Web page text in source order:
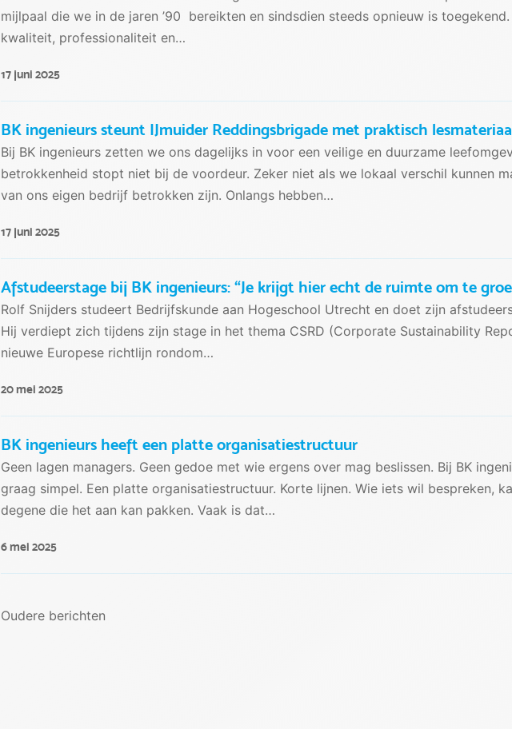
mijlpaal die we in de jaren ’90 bereikten en sindsdien steeds opnieuw is
kwaliteit, professionaliteit en…
17 juni 2025
BK ingenieurs steunt IJmuider Reddingsbrigade met praktisch
Bij BK ingenieurs zetten we ons dagelijks in voor een veilige en duurzame
betrokkenheid stopt niet bij de voordeur. Zeker niet als we lokaal verschil kunnen
van ons eigen bedrijf betrokken zijn. Onlangs hebben…
17 juni 2025
Afstudeerstage bij BK ingenieurs: “Je krijgt hier echt de ruimte om te
Rolf Snijders studeert Bedrijfskunde aan Hogeschool Utrecht en doet zijn
Hij verdiept zich tijdens zijn stage in het thema CSRD (Corporate Sustainability
nieuwe Europese richtlijn rondom…
20 mei 2025
BK ingenieurs heeft een platte organisatiestructuur
Geen lagen managers. Geen gedoe met wie ergens over mag beslissen. Bij BK
graag simpel. Een platte organisatiestructuur. Korte lijnen. Wie iets wil bespreken,
degene die het aan kan pakken. Vaak is dat…
6 mei 2025
Berichten
Oudere berichten